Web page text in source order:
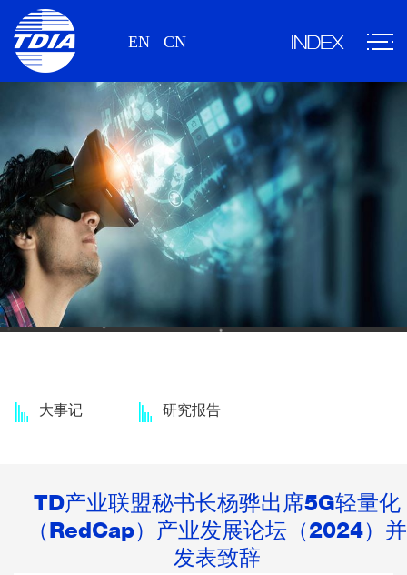
EN CN
大事记 研究报告
TD产业联盟秘书长杨骅出席5G轻量化
（RedCap）产业发展论坛（2024）并
发表致辞